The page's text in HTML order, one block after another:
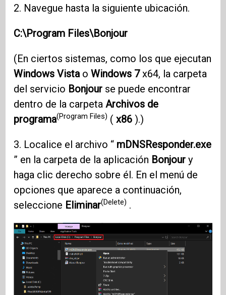
2. Navegue hasta la siguiente ubicación.
C:\Program Files\Bonjour
(En ciertos sistemas, como los que ejecutan
Windows Vista oWindows 7x64, la carpeta
del servicio Bonjour se puede encontrar
dentro de la carpeta Archivos de
programa(Program Files) (x86 ).)
3. Localice el archivo “ mDNSResponder.exe
” en la carpeta de la aplicación Bonjour y
haga clic derecho sobre él. En el menú de
opciones que aparece a continuación,
seleccione Eliminar(Delete) .